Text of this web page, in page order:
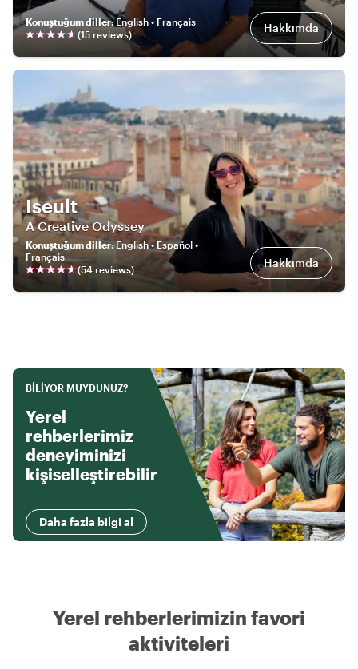
Konuştuğum diller:English • Français
(15 reviews) Hakkımda
Iseult
A Creative Odyssey
Konuştuğum diller:English • Español •
Français
(54 reviews) Hakkımda
BILIYOR MUYDUNUZ?
Yerel
rehberlerimiz
deneyiminizi
kişiselleştirebilir
Daha fazla bilgi al
Yerel rehberlerimizin favori
aktiviteleri